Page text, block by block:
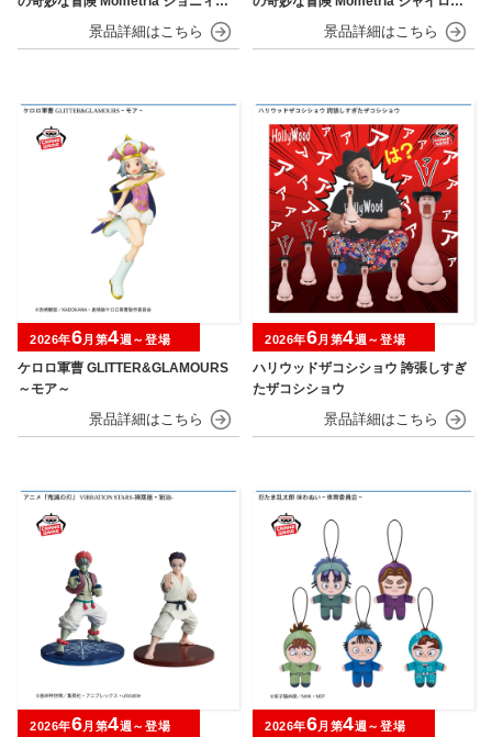
ジョースター
ケロロ軍曹 GLITTER&GLAMOURS
～モア～
2026年6月第4週～登場
ハリウッドザコシショウ 誇張しすぎ
たザコシショウ
2026年6月第4週～登場
2026年6月第4週～登場 2026年6月第4週～登場